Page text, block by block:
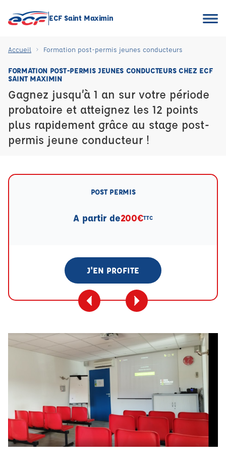
ECF Saint Maximin
Accueil Formation post-permis jeunes conducteurs
FORMATION POST-PERMIS JEUNES CONDUCTEURS CHEZ ECF
SAINT MAXIMIN
Gagnez jusqu’à 1 an sur votre période
probatoire et atteignez les 12 points
plus rapidement grâce au stage post-
permis jeune conducteur !
POST PERMIS
A partir de200€TTC
J'EN PROFITE